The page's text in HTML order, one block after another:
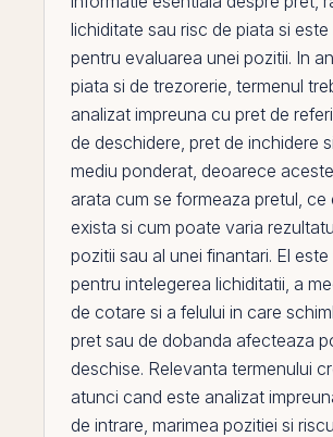
lichiditate sau risc de piata si
pentru evaluarea unei pozitii. In
piata si de trezorerie, termenul
analizat impreuna cu pret de
de deschidere, pret de inchidere si
mediu ponderat, deoarece
arata cum se formeaza pretul, ce
exista si cum poate varia
pozitii sau al unei finantari. El este
pentru intelegerea lichiditatii, a
de cotare si a felului in care
pret sau de dobanda afecteaza
deschise. Relevanta termenului
atunci cand este analizat
de intrare, marimea pozitiei si